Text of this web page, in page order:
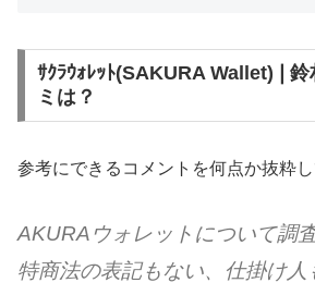
ｻｸﾗｳｫﾚｯﾄ(SAKURA Wallet)❘
ミは？
参考にできるコメントを何点か抜粋し
AKURAウォレット について調
特商法の表記もない、仕掛け人